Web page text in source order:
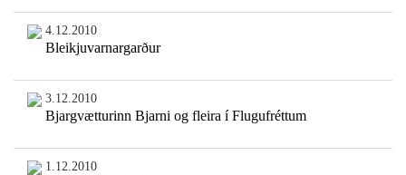
4.12.2010
Bleikjuvarnargarður
3.12.2010
Bjargvætturinn Bjarni og fleira í Flugufréttum
1.12.2010